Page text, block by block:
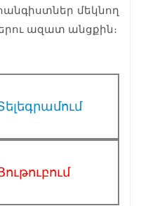
մեկնող
ազատ անցքին։